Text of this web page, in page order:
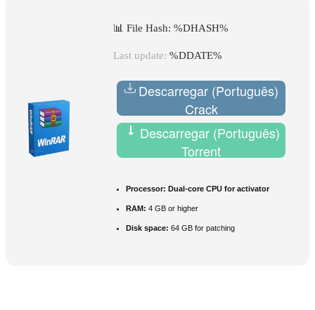
📊 File Hash: %DHASH%
Last update: %DDATE%
Descarregar (Português)
Crack
Descarregar (Português)
Torrent
Processor: Dual-core CPU for activator
RAM: 4 GB or higher
Disk space: 64 GB for patching